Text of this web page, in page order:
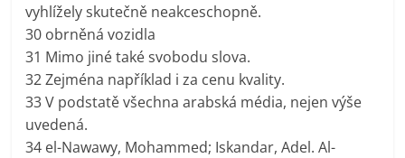
vyhlížely skutečně neakceschopně.
30 obrněná vozidla
31 Mimo jiné také svobodu slova.
32 Zejména například i za cenu kvality.
33 V podstatě všechna arabská média, nejen výše
uvedená.
34 el-Nawawy, Mohammed; Iskandar, Adel. Al-